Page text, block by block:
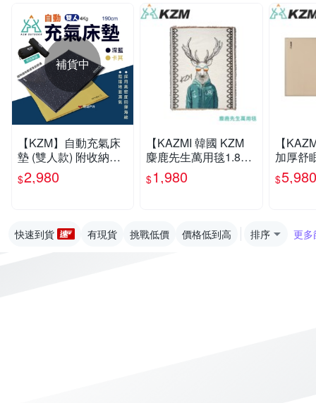
補貨中
【KZM】自動充氣床
墊 (雙人款) 附收納袋
厚度5cm 悠遊戶外
$2,980
【KAZMI 韓國 KZM
麋鹿先生萬用毯1.8k
g】K21T3Z09/蓋毯/
地墊/野餐墊/登山露營
$1,980
【
加厚舒
人床
露營床
$5,980
快速到貨 有現貨 挑戰低價 價格低到高 排序 更多